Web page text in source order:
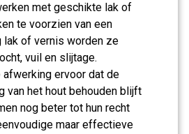
met geschikte lak of
te voorzien van een
lak of vernis worden ze
vuil en slijtage.
ervoor dat de
van het hout behouden blijft
nog beter tot hun recht
maar effectieve